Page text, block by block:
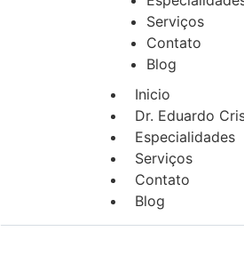
Serviços
Contato
Blog
Inicio
Dr. Eduardo
Especialidades
Serviços
Contato
Blog